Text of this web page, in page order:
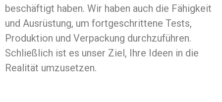
beschäftigt haben. Wir haben auch die Fähigkeit
und Ausrüstung, um fortgeschrittene Tests,
Produktion und Verpackung durchzuführen.
Schließlich ist es unser Ziel, Ihre Ideen in die
Realität umzusetzen.